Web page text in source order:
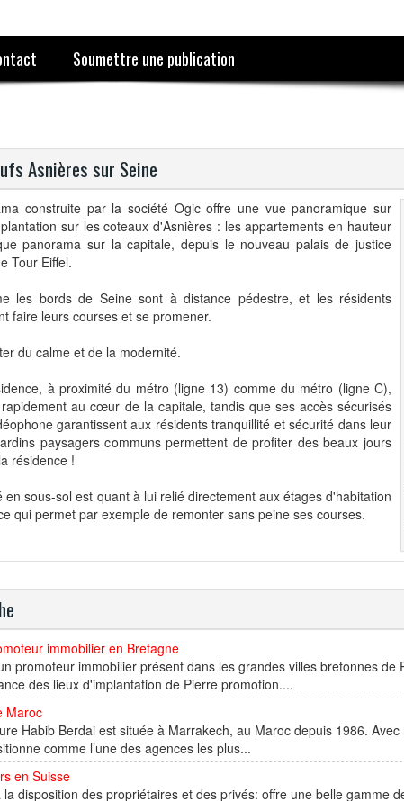
Soumettre une publication
Asnières sur Seine
construite par la société Ogic offre une vue panoramique sur
sur les coteaux d'Asnières : les appartements en hauteur
panorama sur la capitale, depuis le nouveau palais de justice
Tour Eiffel.
les bords de Seine sont à distance pédestre, et les résidents
faire leurs courses et se promener.
du calme et de la modernité.
à proximité du métro (ligne 13) comme du métro (ligne C),
au cœur de la capitale, tandis que ses accès sécurisés
garantissent aux résidents tranquillité et sécurité dans leur
paysagers communs permettent de profiter des beaux jours
résidence !
en sous-sol est quant à lui relié directement aux étages d'habitation
qui permet par exemple de remonter sans peine ses courses.
immobilier en Bretagne
promoteur immobilier présent dans les grandes villes bretonnes de
des lieux d'implantation de Pierre promotion....
Maroc
Habib Berdai est située à Marrakech, au Maroc depuis 1986.
comme l’une des agences les plus...
en Suisse
disposition des propriétaires et des privés: offre une belle gamme